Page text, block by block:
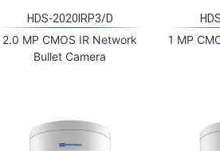
2.0 MP CMOS IR Network
Bullet Camera
1 MP